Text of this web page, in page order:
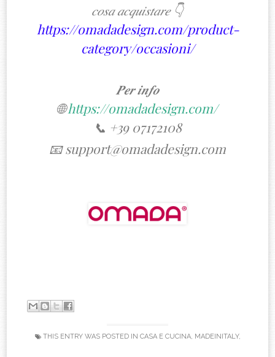
𝑐𝑜𝑠𝑎 𝑎𝑐𝑞𝑢𝑖𝑠𝑡𝑎𝑟𝑒 👇
https://omadadesign.com/product-
category/occasioni/
𝑷𝒆𝒓 𝒊𝒏𝒇𝒐
🌐https://omadadesign.com/
📞 +39 07172108
📧 support@omadadesign.com
THIS ENTRY WAS POSTED IN CASA E CUCINA, MADEINITALY,